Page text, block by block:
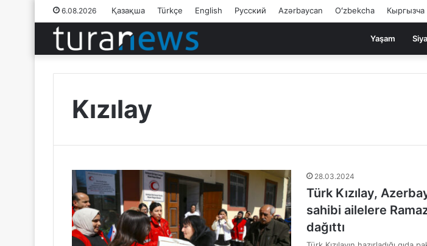
6.08.2026 Қазақша Türkçe English Русский Azərbaycan Oʻzbekcha Кыргызча
Yaşam
Kızılay
28.03.2024
Türk Kızılay,
sahibi ailelere
dağıttı